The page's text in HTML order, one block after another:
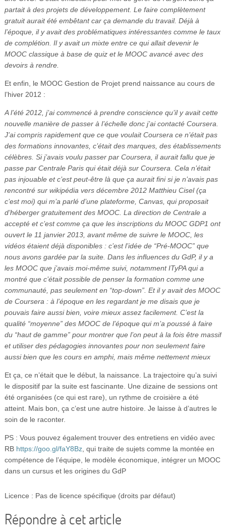
partait à des projets de développement. Le faire complètement
gratuit aurait été embêtant car ça demande du travail. Déjà à
l’époque, il y avait des problématiques intéressantes comme le taux
de complétion. Il y avait un mixte entre ce qui allait devenir le
MOOC classique à base de quiz et le MOOC avancé avec des
devoirs à rendre.
Et enfin, le MOOC Gestion de Projet prend naissance au cours de
l’hiver 2012 :
A l’été 2012, j’ai commencé à prendre conscience qu’il y avait cette
nouvelle manière de passer à l’échelle donc j’ai contacté Coursera.
J’ai compris rapidement que ce que voulait Coursera ce n’était pas
des formations innovantes, c’était des marques, des établissements
célèbres. Si j’avais voulu passer par Coursera, il aurait fallu que je
passe par Centrale Paris qui était déjà sur Coursera. Cela n’était
pas injouable et c’est peut-être là que ça aurait fini si je n’avais pas
rencontré sur wikipédia vers décembre 2012 Matthieu Cisel (ça
c’est moi) qui m’a parlé d’une plateforme, Canvas, qui proposait
d’héberger gratuitement des MOOC. La direction de Centrale a
accepté et c’est comme ça que les inscriptions du MOOC GDP1 ont
ouvert le 11 janvier 2013, avant même de suivre le MOOC, les
vidéos étaient déjà disponibles : c’est l’idée de “Pré-MOOC” que
nous avons gardée par la suite. Dans les influences du GdP, il y a
les MOOC que j’avais moi-même suivi, notamment ITyPA qui a
montré que c’était possible de penser la formation comme une
communauté, pas seulement en “top-down”. Et il y avait des MOOC
de Coursera : à l’époque en les regardant je me disais que je
pouvais faire aussi bien, voire mieux assez facilement. C’est la
qualité “moyenne” des MOOC de l’époque qui m’a poussé à faire
du “haut de gamme” pour montrer que l’on peut à la fois être massif
et utiliser des pédagogies innovantes pour non seulement faire
aussi bien que les cours en amphi, mais même nettement mieux
Et ça, ce n’était que le début, la naissance. La trajectoire qu’a suivi
le dispositif par la suite est fascinante. Une dizaine de sessions ont
été organisées (ce qui est rare), un rythme de croisière a été
atteint. Mais bon, ça c’est une autre histoire. Je laisse à d’autres le
soin de le raconter.
PS : Vous pouvez également trouver des entretiens en vidéo avec
RB https://goo.gl/faY8Bz, qui traite de sujets comme la montée en
compétence de l’équipe, le modèle économique, intégrer un MOOC
dans un cursus et les origines du GdP
Licence : Pas de licence spécifique (droits par défaut)
Répondre à cet article